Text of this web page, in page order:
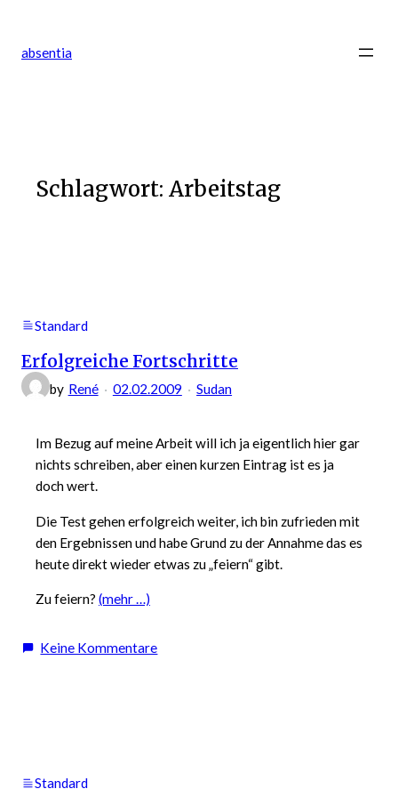
springen
absentia
Schlagwort: Arbeitstag
Standard
Erfolgreiche Fortschritte
by René 02.02.2009 Sudan
Im Bezug auf meine Arbeit will ich ja eigentlich hier gar
nichts schreiben, aber einen kurzen Eintrag ist es ja
doch wert.
Die Test gehen erfolgreich weiter, ich bin zufrieden mit
den Ergebnissen und habe Grund zu der Annahme das es
heute direkt wieder etwas zu „feiern“ gibt.
Zu feiern? (mehr …)
Keine Kommentarezu
Standard